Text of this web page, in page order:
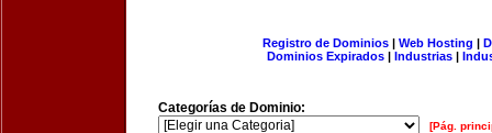
Registro de Dominios| Web Hosting |
Dominios Expirados | Industrias |
Categorías de Dominio:
[Pág.